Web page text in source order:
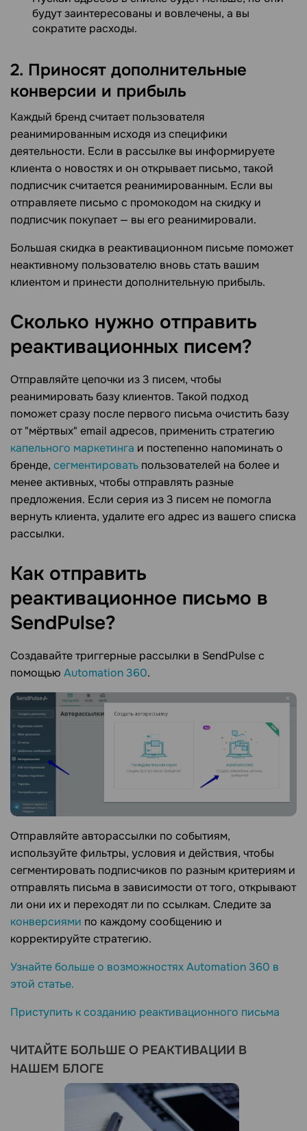
будут заинтересованы и вовлечены, а вы
сократите расходы.
2. Приносят дополнительные
конверсии и прибыль
Каждый бренд считает пользователя
реанимированным исходя из специфики
деятельности. Если в рассылке вы информируете
клиента о новостях и он открывает письмо, такой
подписчик считается реанимированным. Если вы
отправляете письмо с промокодом на скидку и
подписчик покупает — вы его реанимировали.
Большая скидка в реактивационном письме поможет
неактивному пользователю вновь стать вашим
клиентом и принести дополнительную прибыль.
Сколько нужно отправить
реактивационных писем?
Отправляйте цепочки из 3 писем, чтобы
реанимировать базу клиентов. Такой подход
поможет сразу после первого письма очистить базу
от "мёртвых" email адресов, применить стратегию
капельного маркетинга и постепенно напоминать о
бренде, сегментировать пользователей на более и
менее активных, чтобы отправлять разные
предложения. Если серия из 3 писем не помогла
вернуть клиента, удалите его адрес из вашего списка
рассылки.
Как отправить
реактивационное письмо в
SendPulse?
Создавайте триггерные рассылки в SendPulse с
помощью Automation 360.
Отправляйте авторассылки по событиям,
используйте фильтры, условия и действия, чтобы
сегментировать подписчиков по разным критериям и
отправлять письма в зависимости от того, открывают
ли они их и переходят ли по ссылкам. Следите за
конверсиями по каждому сообщению и
корректируйте стратегию.
Узнайте больше о возможностях Automation 360 в
этой статье.
Приступить к созданию реактивационного письма
ЧИТАЙТЕ БОЛЬШЕ О РЕАКТИВАЦИИ В
НАШЕМ БЛОГЕ